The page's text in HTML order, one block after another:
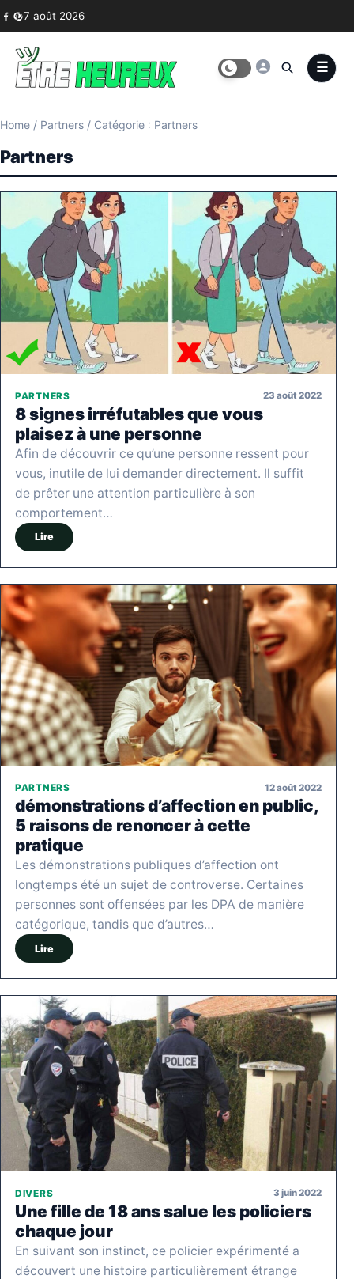
Skip to content
7 août 2026
Home / Partners / Catégorie : Partners
Partners
PARTNERS 23 août 2022
8 signes irréfutables que vous
plaisez à une personne
Afin de découvrir ce qu’une personne ressent pour
vous, inutile de lui demander directement. Il suffit
de prêter une attention particulière à son
comportement…
Lire
PARTNERS 12 août 2022
démonstrations d’affection en public,
5 raisons de renoncer à cette
pratique
Les démonstrations publiques d’affection ont
longtemps été un sujet de controverse. Certaines
personnes sont offensées par les DPA de manière
catégorique, tandis que d’autres…
Lire
DIVERS 3 juin 2022
Une fille de 18 ans salue les policiers
chaque jour
En suivant son instinct, ce policier expérimenté a
découvert une histoire particulièrement étrange